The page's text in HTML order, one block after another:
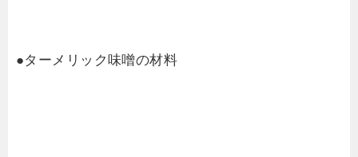
●ターメリック味噌の材料